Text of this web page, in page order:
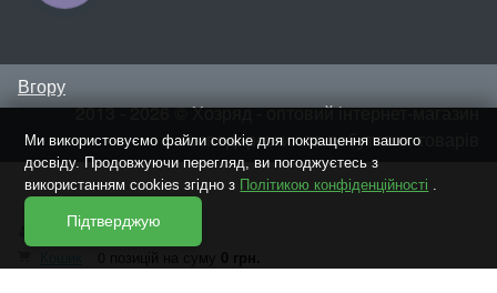
Вгору
2013 - 2026 © Хозряд - оптовий інтернет-магазин
господарських та побутових товарів
Увійти Реєстрація
Ми використовуємо файли cookie для покращення вашого
досвіду. Продовжуючи перегляд, ви погоджуєтесь з
використанням cookies згідно з Політикою конфіденційності .
Підтверджую